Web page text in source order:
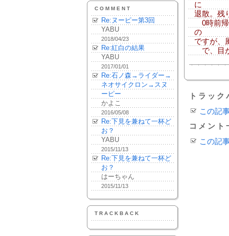
COMMENT
Re:ヌーピー第3回
YABU
2018/04/23
Re:紅白の結果
YABU
2017/01/01
Re:石ノ森→ライダー→
ネオサイクロン→スヌ
ーピー
かよこ
2016/05/08
Re:下見を兼ねて一杯ど
お？
YABU
2015/11/13
Re:下見を兼ねて一杯ど
お？
はーちゃん
2015/11/13
TRACKBACK
に
退散。残
0時前帰
の
ですが、
で、目
トラッ
この記
コメント
この記